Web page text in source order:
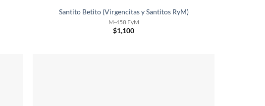
Santito Betito (Virgencitas y Santitos RyM)
M-458 FyM
$1,100